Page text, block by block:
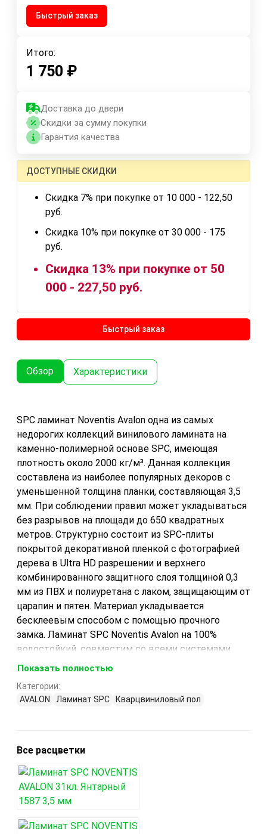
Быстрый заказ
Итого:
1 750 ₽
Доставка до двери
Скидки за сумму покупки
Гарантия качества
ДОСТУПНЫЕ СКИДКИ
Скидка 7% при покупке от 10 000 - 122,50
руб.
Скидка 10% при покупке от 30 000 - 175
руб.
Скидка 13% при покупке от 50
000 - 227,50 руб.
Быстрый заказ
Обзор Характеристики
SPC ламинат Noventis Avalon одна из самых
недорогих коллекций винилового ламината на
каменно-полимерной основе SPC, имеющая
плотность около 2000 кг/м³. Данная коллекция
составлена из наиболее популярных декоров с
уменьшенной толщина планки, составляющая 3,5
мм. При соблюдении правил может укладываться
без разрывов на площади до 650 квадратных
метров. Структурно состоит из SPC-плиты
покрытой декоративной пленкой с фотографией
дерева в Ultra HD разрешении и верхнего
комбинированного защитного слоя толщиной 0,3
мм из ПВХ и полиуретана с лаком, защищающим от
царапин и пятен. Материал укладывается
бесклеевым способом с помощью прочного
замка. Ламинат SPC Noventis Avalon на 100%
водостойкий, совместим со всеми системами
теплого пола, не выделяет формальдегида (класс
ламинат Noventis Avalon соответствует 43 классу
эксплуатации и может использоваться в
Производится в России на заводе КронаПласт.
Показать полностью
Категории:
AVALON
Ламинат SPC Кварцвиниловый пол
Все расцветки